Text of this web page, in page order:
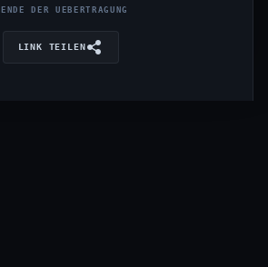
ENDE DER UEBERTRAGUNG
LINK TEILEN